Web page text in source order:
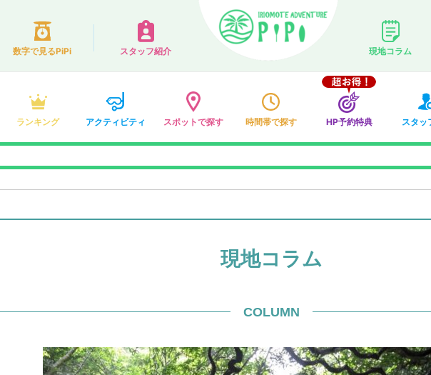
数字で見るPiPi スタッフ紹介 現地コラム
ランキング アクティビティ スポットで探す 時間帯で探す HP予約特典 スタッ
現地コラム
COLUMN